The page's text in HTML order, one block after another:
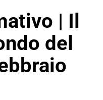
opzioni
di
condivisione
| Il
del